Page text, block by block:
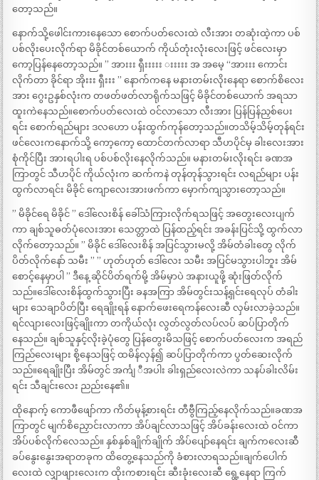
တော့သည်။
နောက်သို့ဖေါင်းကားနေသော စောက်ပတ်လေးထဲ လီးအား တဆုံးထဲ့ကာ ပစ်
ပစ်လိုးပေးလိုက်ရာ မိခိုင်တစ်ယောက် ကိုယ်တုံးလုံးလေးဖြင့် ဖင်လေးမှာ
ကော့ပြန်နေတော့သည်။ ” အားးး ရှီးးးးး းးးးး အ အမေ့ “အားးး ကောင်း
လိုက်တာ ခိုင်ရာ အိုးးး ရှီးးး ” နောက်ကနေ မနားတမ်းလိုးနေရာ စောက်စိလေး
အား ဂွေးဥနှစ်လုံးက တဖတ်ဖတ်လာရိုက်သဖြင့် မိခိုင်တစ်ယောက် အရသာ
ထူးကဲနေသည်။စောက်ပတ်လေးထဲ ဝင်လာသော လီးအား ပြန်ပြန်ညှစ်ပေး
ရင်း စောက်ရည်များ ဒလဟော ပန်းထွက်ကုန်တော့သည်။တသိမ့်သိမ့်တုန်ရင်း
ဖင်လေးကနောက်သို့ ကော့ကော့ ထောင်တက်လာရာ သီဟပိုင်မှ ခါးလေးအား
စုံကိုင်ပြီး အားရပါးရ ပစ်ပစ်လိုးနေလိုက်သည်။ မနားတမ်းလိုးရင်း ခဏအ
ကြာတွင် သီဟပိုင် ကိုယ်လုံးက ဆက်ကနဲ တုန်တုန်သွားရင်း လရည်များ ပန်း
ထွက်လာရင်း မိခိုင် ကျောလေးအားဖက်ကာ မှောက်ကျသွားတော့သည်။
” မိခိုင်ရေ မိခိုင် ” ဒေါ်လေးစိန် ခေါ်သံကြားလိုက်ရသဖြင့် အတွေးလေးပျက်
ကာ ချစ်သူဓတ်ပုံလေးအား သေတ္တာထဲ ပြန်ထည့်ရင်း အခန်းပြင်သို့ ထွက်လာ
လိုက်တော့သည်။ ” မိခိုင် ဒေါ်လေးစိန် အပြင်သွားမလို့ အိမ်တံခါးတွေ လိုက်
ပိတ်လိုက်နော် သမီး ” ” ဟုတ်ဟုတ် ဒေါ်လေး သမီး အပြင်မသွားပါဘူး အိမ်
စောင့်နေမှာပါ ” ဒီနေ့ ဆိုင်ပိတ်ရက်မို့ အိမ်မှာပဲ အနားယူဖို့ ဆုံးဖြတ်လိုက်
သည်။ဒေါ်လေးစိန်ထွက်သွားပြီး ခနအကြာ အိမ်တွင်းသန့်ရှင်းရေလုပ် တံခါး
များ သေချာပိတ်ပြီး ရေချိုးရန် နောက်ဖေးရေကန်လေးဆီ လှမ်းလာခဲ့သည်။
ရင်လျားလေးဖြင့်ချိုးကာ တကိုယ်လုံး လွတ်လွတ်လပ်လပ် ဆပ်ပြာတိုက်
နေသည်။ ချစ်သူနှင့်လိုးခဲ့ပုံတွေ ပြန်တွေးမိသဖြင့် စောက်ပတ်လေးက အရည်
ကြည်လေးများ စို့နေသဖြင့် ထမိန်လှန်၍ ဆပ်ပြာတိုက်ကာ ပွတ်ဆေးလိုက်
သည်။ရေချိုးပြီး အိမ်တွင် အင်္ကျ ီအပါး ခါးရှည်လေးလဲကာ သနပ်ခါးလိမ်း
ရင်း သီချင်းလေး ညည်းနေ၏။
ထိုနောက့် ကောဖီဖျော်ကာ ကိတ်မုန့်စားရင်း တီဗွီကြည့်နေလိုက်သည်။ခဏအ
ကြာတွင် မျက်စိညှောင်းလာကာ အိပ်ချင်လာသဖြင့် အိပ်ခန်းလေးထဲ ဝင်ကာ
အိပ်ပစ်လိုက်လေသည်။ နှစ်နှစ်ချိုက်ချိုက် အိပ်ပျော်နေရင်း ချက်ကလေးဆီ
ခပ်နွေးနွေးအရာတခုက ထိတွေ့နေသည်ကို ခံစားလာရသည်။ချက်ပေါက်
လေးထဲ လျှာဖျားလေးက ထိုးကစားရင်း ဆီးခုံးလေးဆီ ရွေ့နေရာ ကြက်